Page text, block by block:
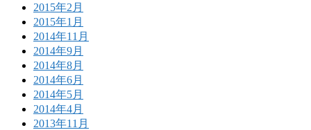
2015年2月
2015年1月
2014年11月
2014年9月
2014年8月
2014年6月
2014年5月
2014年4月
2013年11月